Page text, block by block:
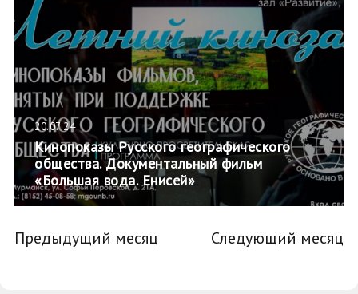
20.07.24
Кинопоказы Русского географического
общества. Документальный фильм
«Большая вода. Енисей»
Предыдущий месяц Следующий месяц